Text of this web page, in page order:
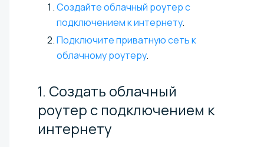
Создайте облачный роутер с
подключением к интернету.
Подключите приватную сеть к
облачному роутеру.
1. Создать облачный
роутер с подключением к
интернету